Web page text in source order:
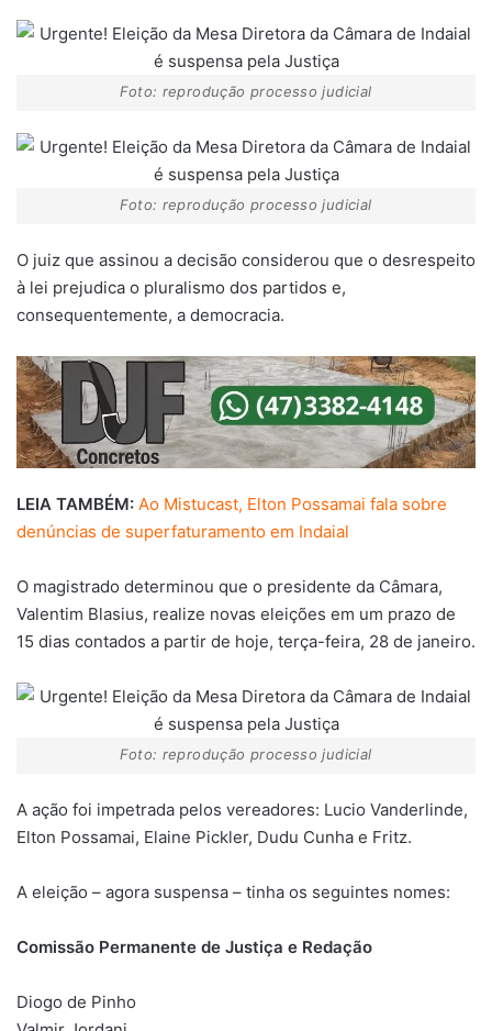
Foto: reprodução processo judicial
Foto: reprodução processo judicial
O juiz que assinou a decisão considerou que o desrespeito
à lei prejudica o pluralismo dos partidos e,
consequentemente, a democracia.
LEIA TAMBÉM: Ao Mistucast, Elton Possamai fala sobre
denúncias de superfaturamento em Indaial
O magistrado determinou que o presidente da Câmara,
Valentim Blasius, realize novas eleições em um prazo de
15 dias contados a partir de hoje, terça-feira, 28 de janeiro.
Foto: reprodução processo judicial
A ação foi impetrada pelos vereadores: Lucio Vanderlinde,
Elton Possamai, Elaine Pickler, Dudu Cunha e Fritz.
A eleição – agora suspensa – tinha os seguintes nomes:
Comissão Permanente de Justiça e Redação
Diogo de Pinho